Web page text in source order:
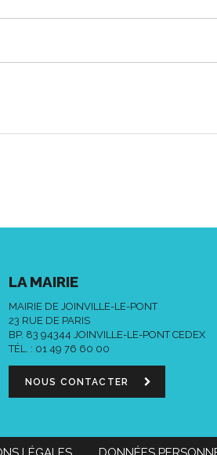
LA MAIRIE
MAIRIE DE JOINVILLE-LE-PONT
23 RUE DE PARIS
BP. 83 94344 JOINVILLE-LE-PONT CEDEX
TÉL. : 01 49 76 60 00
NOUS CONTACTER